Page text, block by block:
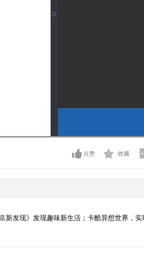
点赞 收藏
发现》发现趣味新生活；卡酷异想世界，实